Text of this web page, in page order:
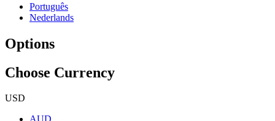
Português
Nederlands
Options
Choose Currency
USD